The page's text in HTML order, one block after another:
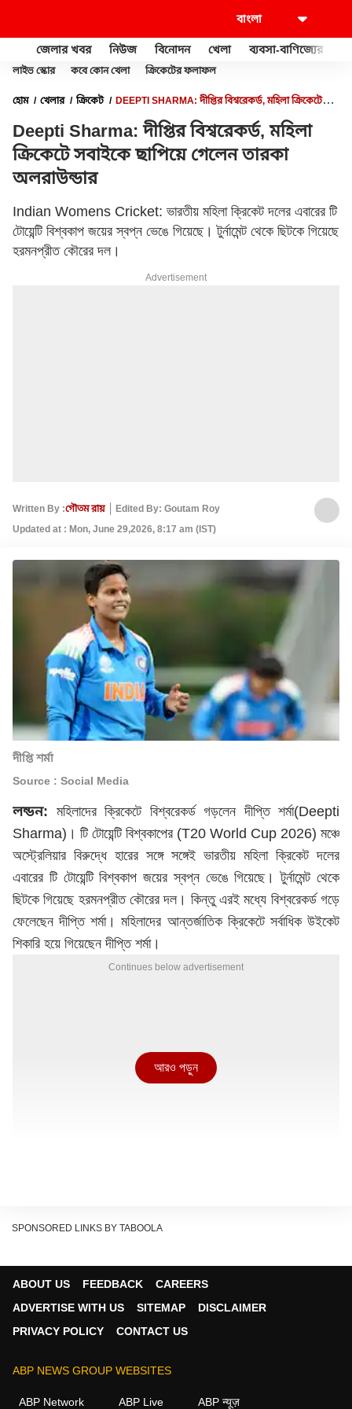
জেলার খবর নিউজ বিনোদন খেলা ব্যবসা-বাণিজ্যের
লাইভ স্কোর কবে কোন খেলা ক্রিকেটের ফলাফল
হোম খেলার ক্রিকেট
DEEPTI SHARMA: দীপ্তির বিশ্বরেকর্ড, মহিলা ক্রিকেটে
Deepti Sharma: দীপ্তির বিশ্বরেকর্ড, মহিলা
ক্রিকেটে সবাইকে ছাপিয়ে গেলেন তারকা
অলরাউন্ডার
Indian Womens Cricket: ভারতীয় মহিলা ক্রিকেট দলের এবারের টি
টোয়েন্টি বিশ্বকাপ জয়ের স্বপ্ন ভেঙে গিয়েছে। টুর্নামেন্ট থেকে ছিটকে গিয়েছে
হরমনপ্রীত কৌরের দল।
Advertisement
Written By :গৌতম রায়
Edited By: Goutam Roy
Updated at : Mon, June 29,2026, 8:17 am (IST)
দীপ্তি শর্মা
Source : Social Media
লন্ডন: মহিলাদের ক্রিকেটে বিশ্বরেকর্ড গড়লেন দীপ্তি শর্মা(Deepti
Sharma)। টি টোয়েন্টি বিশ্বকাপের (T20 World Cup 2026) মঞ্চে
অস্ট্রেলিয়ার বিরুদ্ধে হারের সঙ্গে সঙ্গেই ভারতীয় মহিলা ক্রিকেট দলের
এবারের টি টোয়েন্টি বিশ্বকাপ জয়ের স্বপ্ন ভেঙে গিয়েছে। টুর্নামেন্ট থেকে
ছিটকে গিয়েছে হরমনপ্রীত কৌরের দল। কিন্তু এরই মধ্যে বিশ্বরেকর্ড গড়ে
ফেলেছেন দীপ্তি শর্মা। মহিলাদের আন্তর্জাতিক ক্রিকেটে সর্বাধিক উইকেট
শিকারি হয়ে গিয়েছেন দীপ্তি শর্মা।
Continues below advertisement
সঙ্গেই মহিলাদের ক্রিকেটে সবচেয়ে বেশি উইকেট নেওয়ার কৃতিত্ব অর্জন করে
আরও পড়ুন
SPONSORED LINKS BY TABOOLA
ABOUT US FEEDBACK
CAREERS
ADVERTISE WITH US
SITEMAP
DISCLAIMER
PRIVACY POLICY
CONTACT US
ABP NEWS GROUP WEBSITES
ABP Network ABP Live ABP न्यूज़